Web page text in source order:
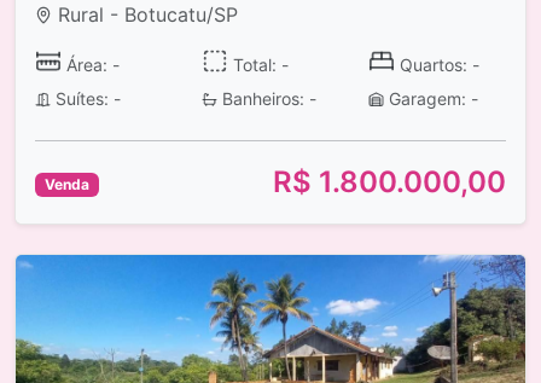
Rural - Botucatu/SP
Área: - Total: -
Quartos: -
Suítes: -
Banheiros: - Garagem: -
Venda R$ 1.800.000,00